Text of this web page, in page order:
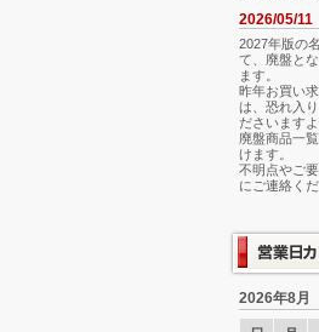
2026/05/11
2027年版の
て、廃盤と
ます。
昨年お買い
は、恐れ入
ださいます
廃盤商品一
けます。
不明点やご
にご連絡くだ
2026年8月